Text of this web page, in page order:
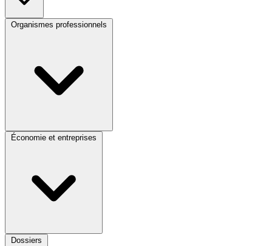
Organismes professionnels
Économie et entreprises
Dossiers